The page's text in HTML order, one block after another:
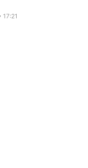
17:21